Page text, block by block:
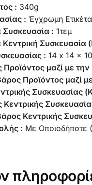
: 340g
: Έγχρωμη
: 1τεμ
Συσκευασία
: 14 x 14 x
μαζί με
Προϊόντος μαζί
Συσκευασίας
Κεντρικής
: Με Οποιοδήποτε